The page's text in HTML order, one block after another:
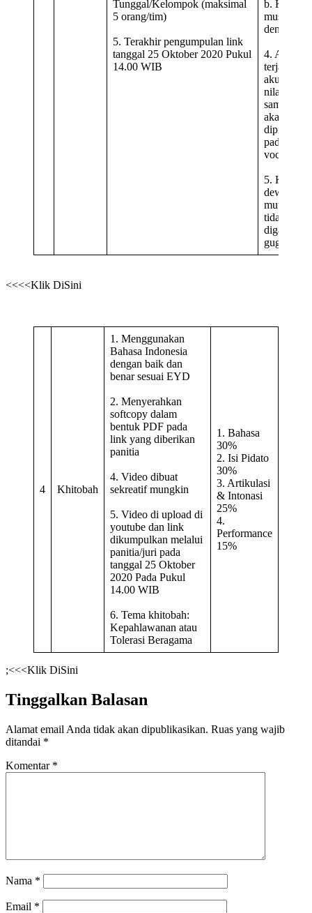
Tunggal/Kelompok (maksimal
5 orang/tim)
5. Terakhir pengumpulan link
tanggal 25 Oktober 2020 Pukul
14.00 WIB
b.
music
dengan
4. Apabila
terjadi
akumulasi
nilai yang
sama maka
akan
pada nilai
vocal
5.
dewan juri
mutlak dan
tidak dapat
diganggu
gugat
<<<<Klik DiSini
4 Khitobah
1. Menggunakan
Bahasa Indonesia
dengan baik dan
benar sesuai EYD
2. Menyerahkan
softcopy dalam
bentuk PDF pada
link yang diberikan
panitia
4. Video dibuat
sekreatif mungkin
5. Video di upload di
youtube dan link
dikumpulkan melalui
panitia/juri pada
tanggal 25 Oktober
2020 Pada Pukul
14.00 WIB
6. Tema khitobah:
Kepahlawanan atau
Tolerasi Beragama
1. Bahasa
30%
2. Isi Pidato
30%
3. Artikulasi
& Intonasi
25%
4.
Performance
15%
;<<<Klik DiSini
Tinggalkan Balasan
Alamat email Anda tidak akan dipublikasikan. Ruas yang wajib
ditandai *
Komentar *
Nama *
Email *